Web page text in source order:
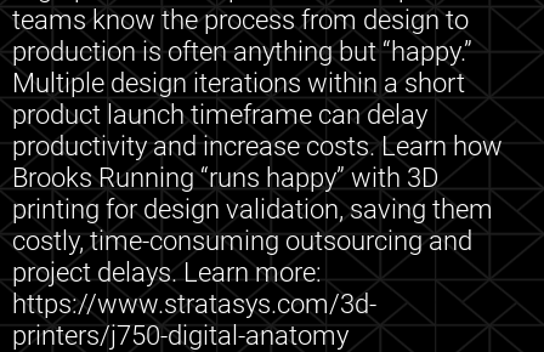
teams know the process from design to
production is often anything but “happy.”
Multiple design iterations within a short
product launch timeframe can delay
productivity and increase costs. Learn how
Brooks Running “runs happy” with 3D
printing for design validation, saving them
costly, time-consuming outsourcing and
project delays. Learn more:
https://www.stratasys.com/3d-
printers/j750-digital-anatomy